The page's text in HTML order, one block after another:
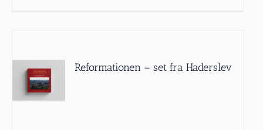
Reformationen – set fra Haderslev